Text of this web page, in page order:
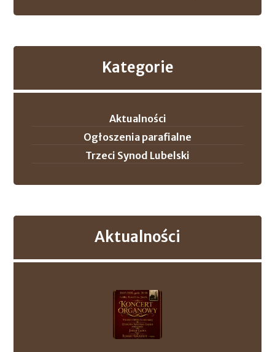
Kategorie
Aktualności
Ogłoszenia parafialne
Trzeci Synod Lubelski
Aktualności